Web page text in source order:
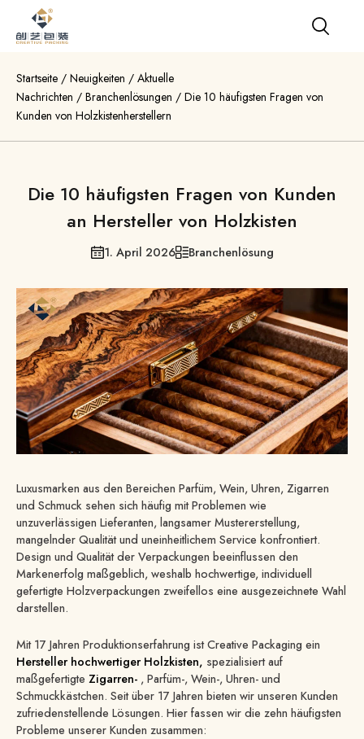
Startseite / Neuigkeiten / Aktuelle
Nachrichten / Branchenlösungen / Die 10 häufigsten Fragen von
Kunden von Holzkistenherstellern
Die 10 häufigsten Fragen von Kunden
an Hersteller von Holzkisten
1. April 2026 Branchenlösung
Luxusmarken aus den Bereichen Parfüm, Wein, Uhren, Zigarren
und Schmuck sehen sich häufig mit Problemen wie
unzuverlässigen Lieferanten, langsamer Mustererstellung,
mangelnder Qualität und uneinheitlichem Service konfrontiert.
Design und Qualität der Verpackungen beeinflussen den
Markenerfolg maßgeblich, weshalb hochwertige, individuell
gefertigte Holzverpackungen zweifellos eine ausgezeichnete Wahl
darstellen.
Mit 17 Jahren Produktionserfahrung ist Creative Packaging ein
Hersteller hochwertiger Holzkisten, spezialisiert auf
maßgefertigte Zigarren- , Parfüm-, Wein-, Uhren- und
Schmuckkästchen. Seit über 17 Jahren bieten wir unseren Kunden
zufriedenstellende Lösungen. Hier fassen wir die zehn häufigsten
Probleme unserer Kunden zusammen: